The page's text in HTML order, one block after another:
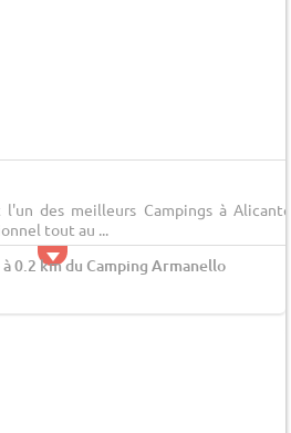
des meilleurs Campings à
tout au ...
0.2 km du Camping Armanello